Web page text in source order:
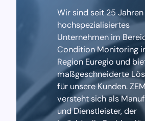
Wir sind seit 25
hochspezialisiertes
Unternehmen im
Condition Monitoring
Region Euregio und
maßgeschneiderte
für unsere Kunden.
versteht sich als
und Dienstleister, der